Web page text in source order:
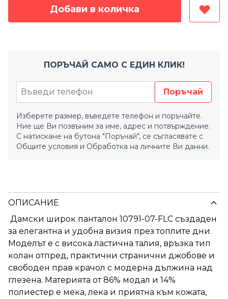
Добави в количка
ПОРЪЧАЙ САМО С ЕДИН КЛИК!
Поръчай
Изберете размер, въведете телефон и поръчайте.
Ние ще Ви позвъним за име, адрес и потвърждение.
С натискане на бутона "Поръчай", се съгласявате с
Общите условия и Обработка на личните Ви данни.
ОПИСАНИЕ
Дамски широк панталон 10791-07-FLC създаден
за елегантна и удобна визия през топлите дни.
Моделът е с висока ластична талия, връзка тип
колан отпред, практични странични джобове и
свободен прав крачол с модерна дължина над
глезена. Материята от 86% модал и 14%
полиестер е мека, лека и приятна към кожата,